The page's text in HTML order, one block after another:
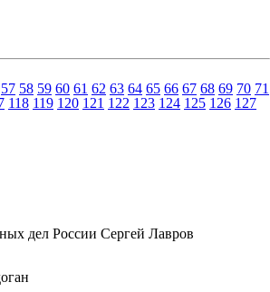
57 58 59 60 61 62 63 64 65 66 67 68 69 70 71
118 119 120 121 122 123 124 125 126 127
дел России Сергей Лавров